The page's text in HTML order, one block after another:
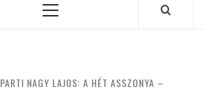
Primary
PARTI NAGY LAJOS: A HÉT ASSZONYA –